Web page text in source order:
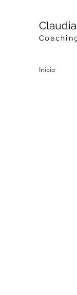
Inicio